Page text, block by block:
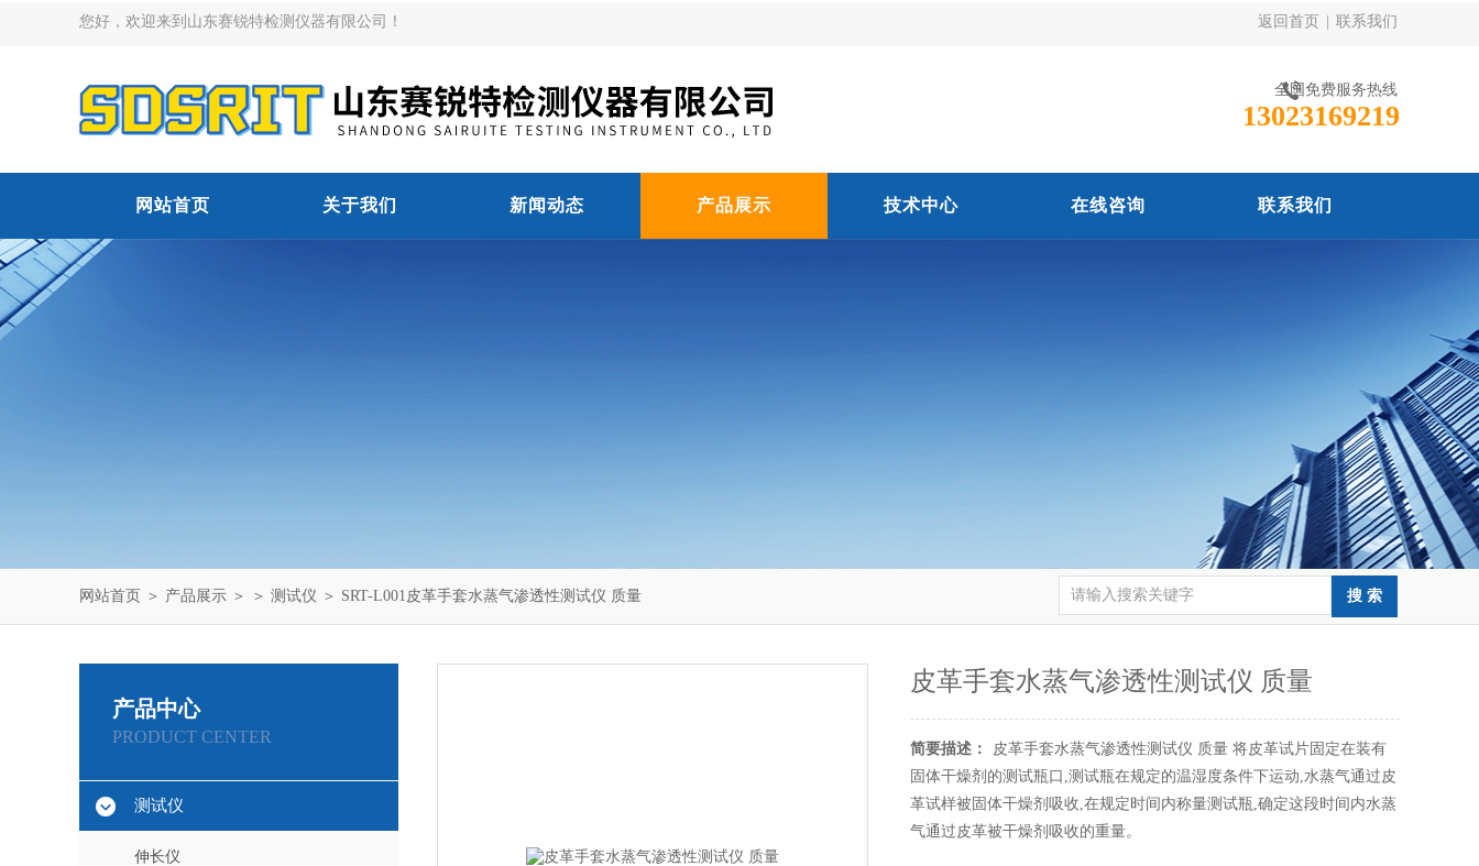
您好，欢迎来到山东赛锐特检测仪器有限公司！ 返回首页 联系我们
全国免费服务热线
13023169219
网站首页 关于我们 新闻动态 产品展示 技术中心 在线咨询 联系我们
网站首页 ＞ 产品展示 ＞ ＞ 测试仪 ＞ SRT-L001皮革手套水蒸气渗透性测试仪 质量
产品中心
PRODUCT CENTER
测试仪
伸长仪
皮革手套水蒸气渗透性测试仪 质量
简要描述：
皮革手套水蒸气渗透性测试仪 质量 将皮革试片固定在装有
固体干燥剂的测试瓶口,测试瓶在规定的温湿度条件下运动,水蒸气通过皮
革试样被固体干燥剂吸收,在规定时间内称量测试瓶,确定这段时间内水蒸
气通过皮革被干燥剂吸收的重量。